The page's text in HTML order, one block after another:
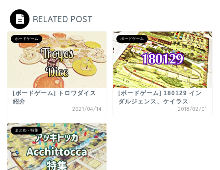
RELATED POST
ボードゲーム
[ボードゲーム] トロワダイス
紹介
2021/04/14
ボードゲーム
[ボードゲーム] 180129 イン
ダルジェンス、ケイラス
2018/02/01
まとめ・特集